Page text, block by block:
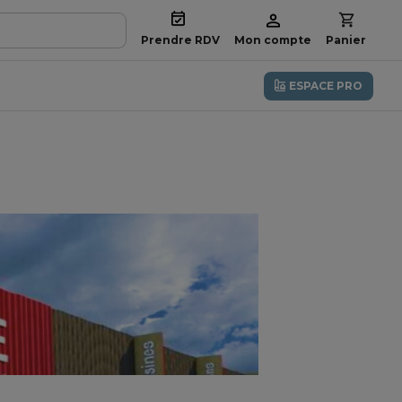
Prendre RDV Mon compte Panier
ESPACE PRO